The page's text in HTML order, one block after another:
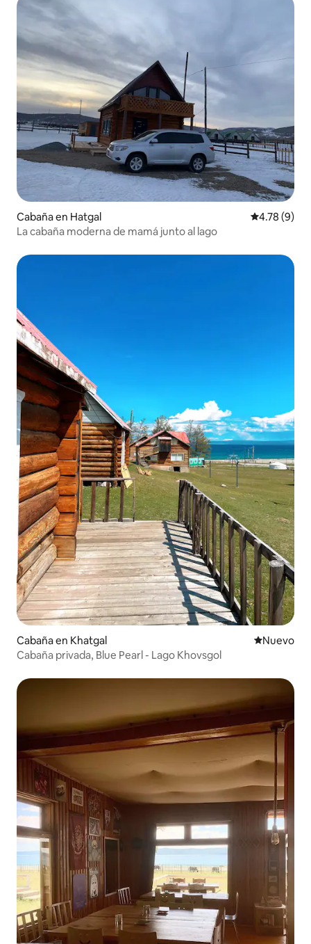
Cabaña en Hatgal Calificación
4.78 (9)
La cabaña moderna de mamá junto al lago
Cabaña en Khatgal Nuevo
Nuevo
Cabaña privada, Blue Pearl - Lago Khovsgol